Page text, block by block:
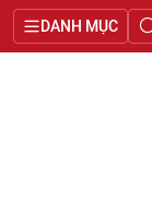
DANH MỤC